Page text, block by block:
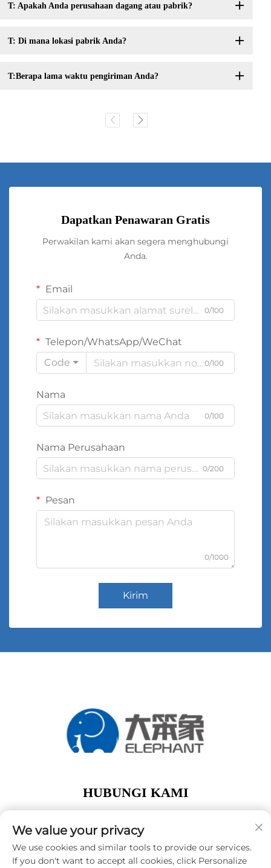
T: Apakah Anda perusahaan dagang atau pabrik?
T: Di mana lokasi pabrik Anda?
T:Berapa lama waktu pengiriman Anda?
Dapatkan Penawaran Gratis
Perwakilan kami akan segera menghubungi
Anda.
Email
0/100
Telepon/WhatsApp/WeChat
Code
0/100
Nama
0/100
Nama Perusahaan
0/200
Pesan
0/1000
Kirim
HUBUNGI KAMI
Jalan Dalong Guangzhou Guangdong Tiongkok
Telp:+86-15119752340
E-Mail:[email protected]
We value your privacy
We use cookies and similar tools to provide our services.
If you don't want to accept all cookies, click Personalize